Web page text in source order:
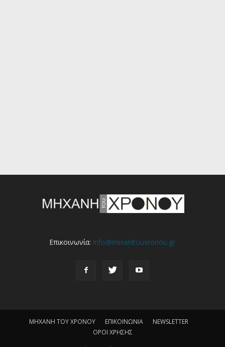
Επικοινωνία: info@mixanitouxronou.gr
ΜΗΧΑΝΗ ΤΟΥ ΧΡΟΝΟΥ ΕΠΙΚΟΙΝΩΝΙΑ
NEWSLETTER
ΟΡΟΙ ΧΡΗΣΗΣ